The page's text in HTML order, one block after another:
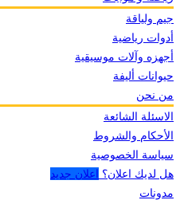
جيم ولياقة
أدوات رياضية
أجهزه وآلات موسيقية
حيوانات أليفة
من نحن
الاسئلة الشائعة
الأحكام والشروط
سياسة الخصوصية
هل لديك اعلان؟ اعلان جديد
مدونات